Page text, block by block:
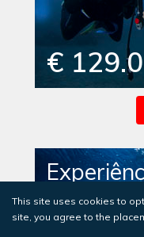
€
Discover
This site uses cookies to
site, you agree to the